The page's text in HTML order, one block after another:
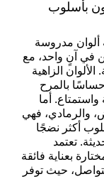
بأسلوب
ألوان مدروسة
في آنٍ واحد، مع
الزاهية
بالمرح
أما
والرمادي، فهي
أكثر نضجًا
تعتمد
بعناية فائقة
حيث توفر